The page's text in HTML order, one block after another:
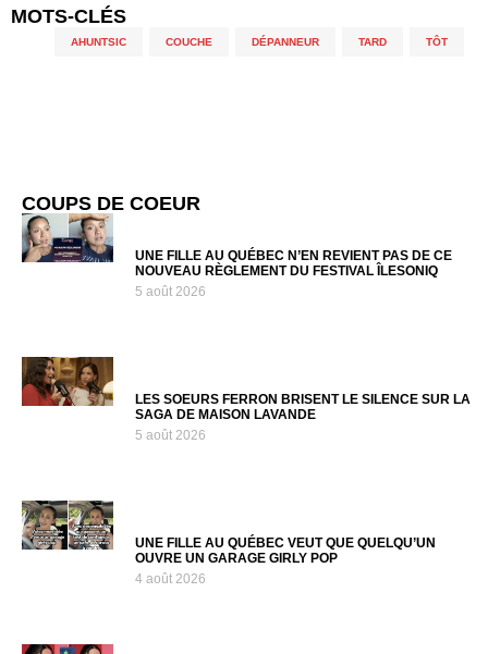
MOTS-CLÉS
AHUNTSIC COUCHE DÉPANNEUR TARD TÔT
COUPS DE COEUR
UNE FILLE AU QUÉBEC N’EN REVIENT PAS DE CE
NOUVEAU RÈGLEMENT DU FESTIVAL ÎLESONIQ
5 août 2026
LES SOEURS FERRON BRISENT LE SILENCE SUR LA
SAGA DE MAISON LAVANDE
5 août 2026
UNE FILLE AU QUÉBEC VEUT QUE QUELQU’UN
OUVRE UN GARAGE GIRLY POP
4 août 2026